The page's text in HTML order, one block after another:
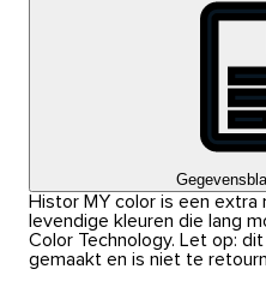
Histor MY color is een
levendige kleuren die lang
Color Technology. Let op:
gemaakt en is niet te